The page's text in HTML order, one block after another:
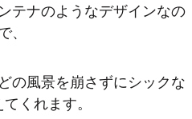
テナのようなデザインなの
、
の風景を崩さずにシックな
くれます。